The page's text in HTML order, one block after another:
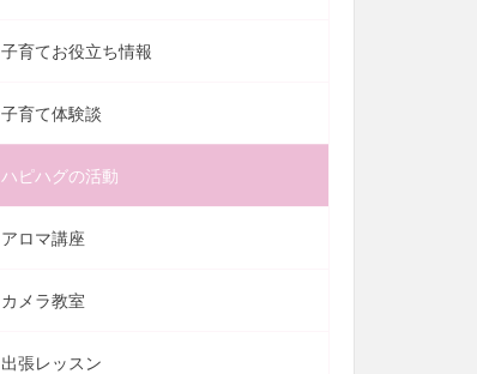
子育てお役立ち情報
子育て体験談
ハピハグの活動
アロマ講座
カメラ教室
出張レッスン